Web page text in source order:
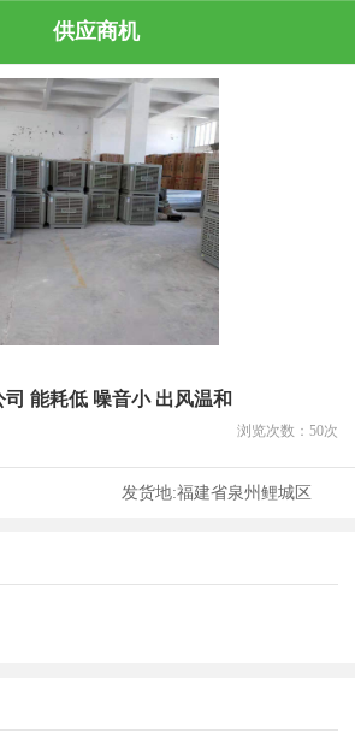
供应商机
能耗低 噪音小 出风温和
浏览次数： 50次
发货地:福建省泉州鲤城区